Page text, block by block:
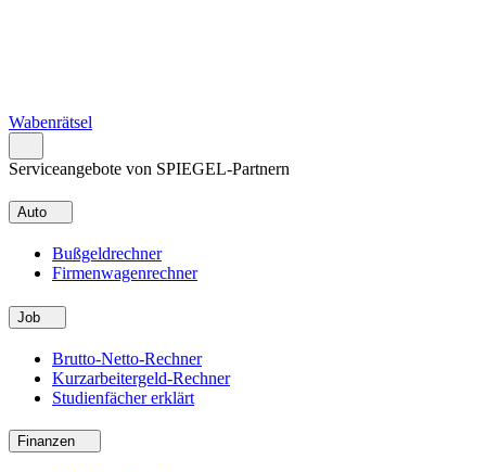
Wabenrätsel
Serviceangebote von SPIEGEL-Partnern
Auto
Bußgeldrechner
Firmenwagenrechner
Job
Brutto-Netto-Rechner
Kurzarbeitergeld-Rechner
Studienfächer erklärt
Finanzen